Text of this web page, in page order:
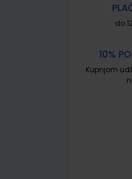
do
10%
Kupnjom